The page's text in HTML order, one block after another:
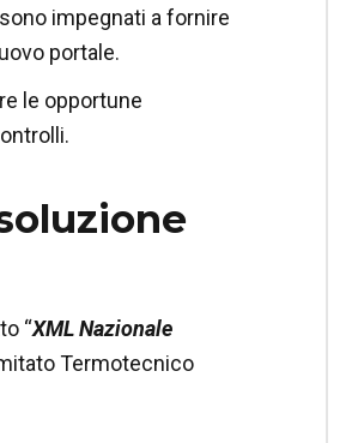
impegnati a fornire
portale.
le opportune
“XML Nazionale
Termotecnico